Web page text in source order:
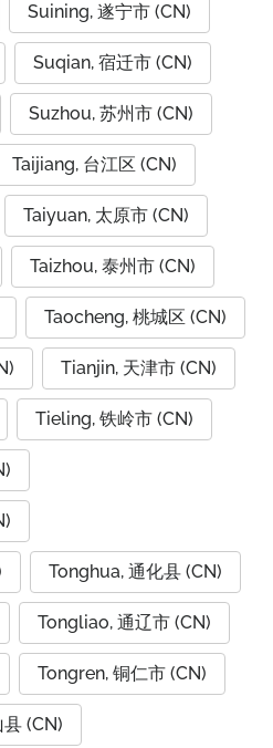
Suining, 遂宁市 (CN)
Suqian, 宿迁市 (CN)
Suzhou, 苏州市 (CN)
Taijiang, 台江区 (CN)
Taiyuan, 太原市 (CN)
Taizhou, 泰州市 (CN)
Taocheng, 桃城区 (CN)
Tianjin, 天津市 (CN)
Tieling, 铁岭市 (CN)
Tonghua, 通化县 (CN)
Tongliao, 通辽市 (CN)
Tongren, 铜仁市 (CN)
(CN)